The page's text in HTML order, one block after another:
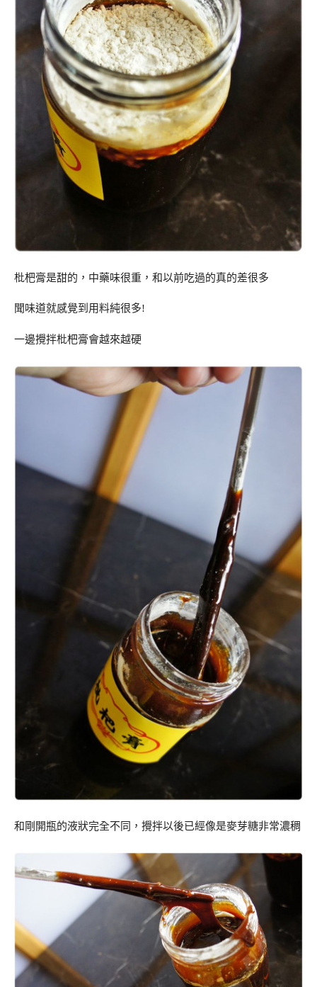
枇杷膏是甜的，中藥味很重，和以前吃過的真的差很多
聞味道就感覺到用料純很多!
一邊攪拌枇杷膏會越來越硬
和剛開瓶的液狀完全不同，攪拌以後已經像是麥芽糖非常濃稠